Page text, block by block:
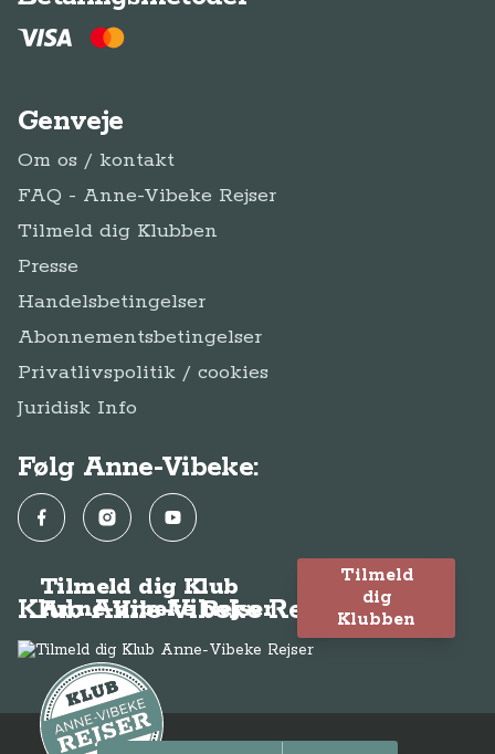
Genveje
Om os / kontakt
FAQ - Anne-Vibeke Rejser
Tilmeld dig Klubben
Presse
Handelsbetingelser
Abonnementsbetingelser
Privatlivspolitik / cookies
Juridisk Info
Følg Anne-Vibeke:
FacebookInstagramYouTube
Klub Anne-Vibeke Rejser
Tilmeld dig Klub
Anne-Vibeke Rejser
Tilmeld
dig
Klubben
© Anne-Vibeke Rejser 2026